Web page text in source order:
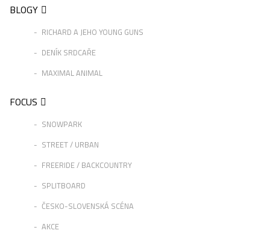
BLOGY
RICHARD A JEHO YOUNG GUNS
DENÍK SRDCAŘE
MAXIMAL ANIMAL
FOCUS
SNOWPARK
STREET / URBAN
FREERIDE / BACKCOUNTRY
SPLITBOARD
ČESKO-SLOVENSKÁ SCÉNA
AKCE